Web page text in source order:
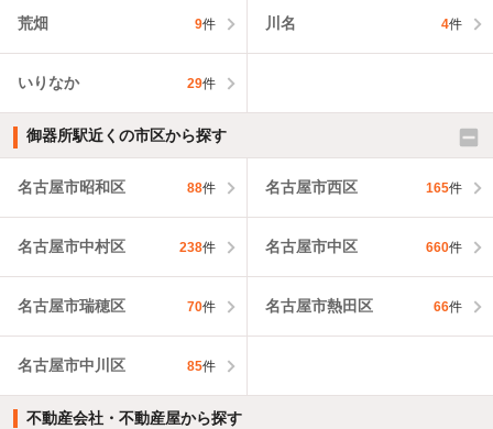
荒畑 9件 川名 4件
いりなか 29件
御器所駅近くの市区から探す
名古屋市昭和区 88件 名古屋市西区 165件
名古屋市中村区 238件 名古屋市中区 660件
名古屋市瑞穂区 70件 名古屋市熱田区 66件
名古屋市中川区 85件
不動産会社・不動産屋から探す